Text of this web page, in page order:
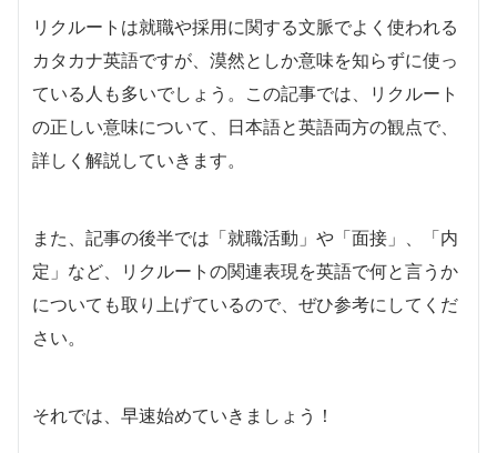
リクルートは就職や採用に関する文脈でよく使われる
カタカナ英語ですが、漠然としか意味を知らずに使っ
ている人も多いでしょう。この記事では、リクルート
の正しい意味について、日本語と英語両方の観点で、
詳しく解説していきます。
また、記事の後半では「就職活動」や「面接」、「内
定」など、リクルートの関連表現を英語で何と言うか
についても取り上げているので、ぜひ参考にしてくだ
さい。
それでは、早速始めていきましょう！